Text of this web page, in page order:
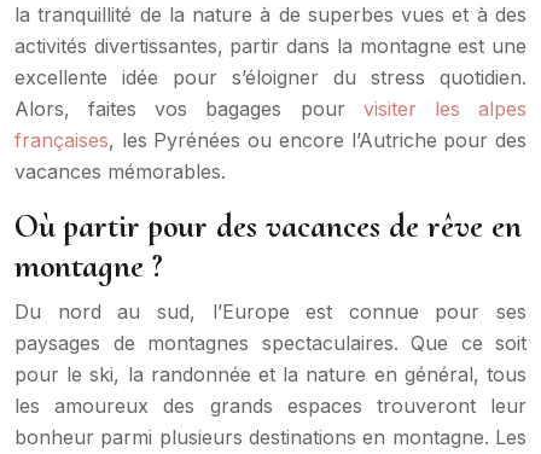
la tranquillité de la nature à de superbes vues et à des
activités divertissantes, partir dans la montagne est une
excellente idée pour s’éloigner du stress quotidien.
Alors, faites vos bagages pour visiter les alpes
françaises, les Pyrénées ou encore l’Autriche pour des
vacances mémorables.
Où partir pour des vacances de rêve en
montagne ?
Du nord au sud, l’Europe est connue pour ses
paysages de montagnes spectaculaires. Que ce soit
pour le ski, la randonnée et la nature en général, tous
les amoureux des grands espaces trouveront leur
bonheur parmi plusieurs destinations en montagne. Les